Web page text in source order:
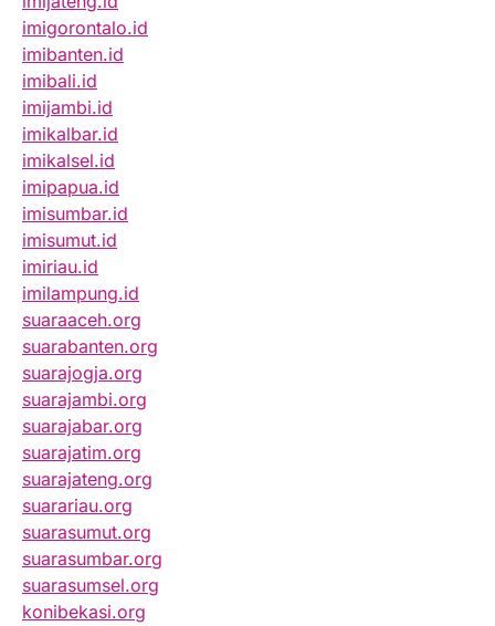
imigorontalo.id
imibanten.id
imibali.id
imijambi.id
imikalbar.id
imikalsel.id
imipapua.id
imisumbar.id
imisumut.id
imiriau.id
imilampung.id
suaraaceh.org
suarabanten.org
suarajogja.org
suarajambi.org
suarajabar.org
suarajatim.org
suarajateng.org
suarariau.org
suarasumut.org
suarasumbar.org
suarasumsel.org
konibekasi.org